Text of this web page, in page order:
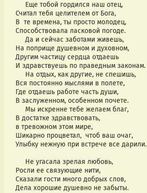
Еще тобой гордился наш отец,
Считал тебя целителем от Бога,
В те времена, ты просто молодец,
Способствовала ласковой погоде.
Да и сейчас заботами живешь,
На поприще душевном и духовном,
Другим частицу сердца отдаешь
И здравствуешь по праведным законам.
На отдых, как другие, не спешишь,
Вся постоянно мыслями в полете,
Где отдаешь работе часть души,
В заслуженном, особенном почете.
Мы искренне тебе желаем благ,
В достатке здравствовать,
в тревожном этом мире,
Шикарно процветал, чтоб ваш очаг,
Улыбку нежную при встрече все дарили.
Не угасала зрелая любовь,
Росли ее связующие нити,
Сказали гости много добрых слов,
Дела хорошие душевно не забыты.